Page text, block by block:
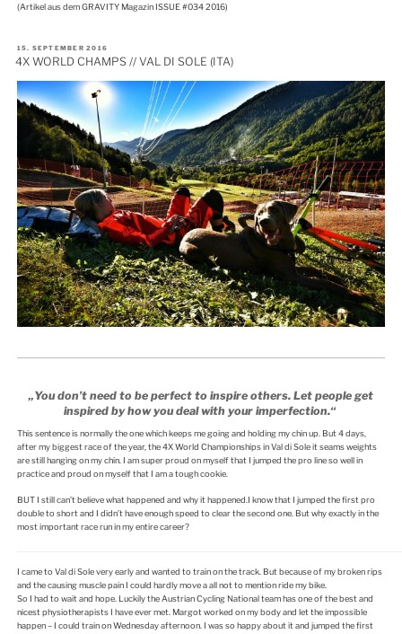
(Artikel aus dem GRAVITY Magazin ISSUE #034 2016)
VERÖFFENTLICHT
AM
15. SEPTEMBER 2016
4X WORLD CHAMPS // VAL DI SOLE (ITA)
„You don’t need to be perfect to inspire others. Let people get
inspired by how you deal with your imperfection.“
This sentence is normally the one which keeps me going and holding my chin up. But 4 days,
after my biggest race of the year, the 4X World Championships in Val di Sole it seams weights
are still hanging on my chin. I am super proud on myself that I jumped the pro line so well in
practice and proud on myself that I am a tough cookie.
BUT I still can’t believe what happened and why it happened.I know that I jumped the first pro
double to short and I didn’t have enough speed to clear the second one. But why exactly in the
most important race run in my entire career?
I came to Val di Sole very early and wanted to train on the track. But because of my broken rips
and the causing muscle pain I could hardly move a all not to mention ride my bike.
So I had to wait and hope. Luckily the Austrian Cycling National team has one of the best and
nicest physiotherapists I have ever met. Margot worked on my body and let the impossible
happen – I could train on Wednesday afternoon. I was so happy about it and jumped the first